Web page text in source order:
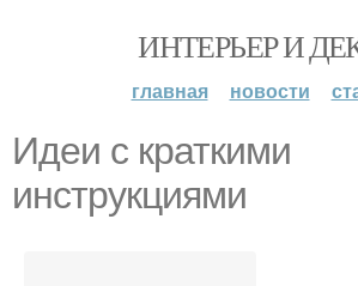
ИНТЕРЬЕР И
главная новости
Идеи с краткими
инструкциями